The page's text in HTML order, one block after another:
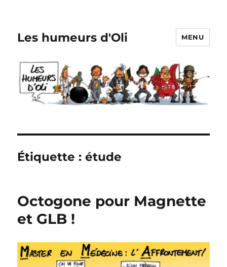
Les humeurs d'Oli MENU
Étiquette :étude
Octogone pour Magnette
et GLB !